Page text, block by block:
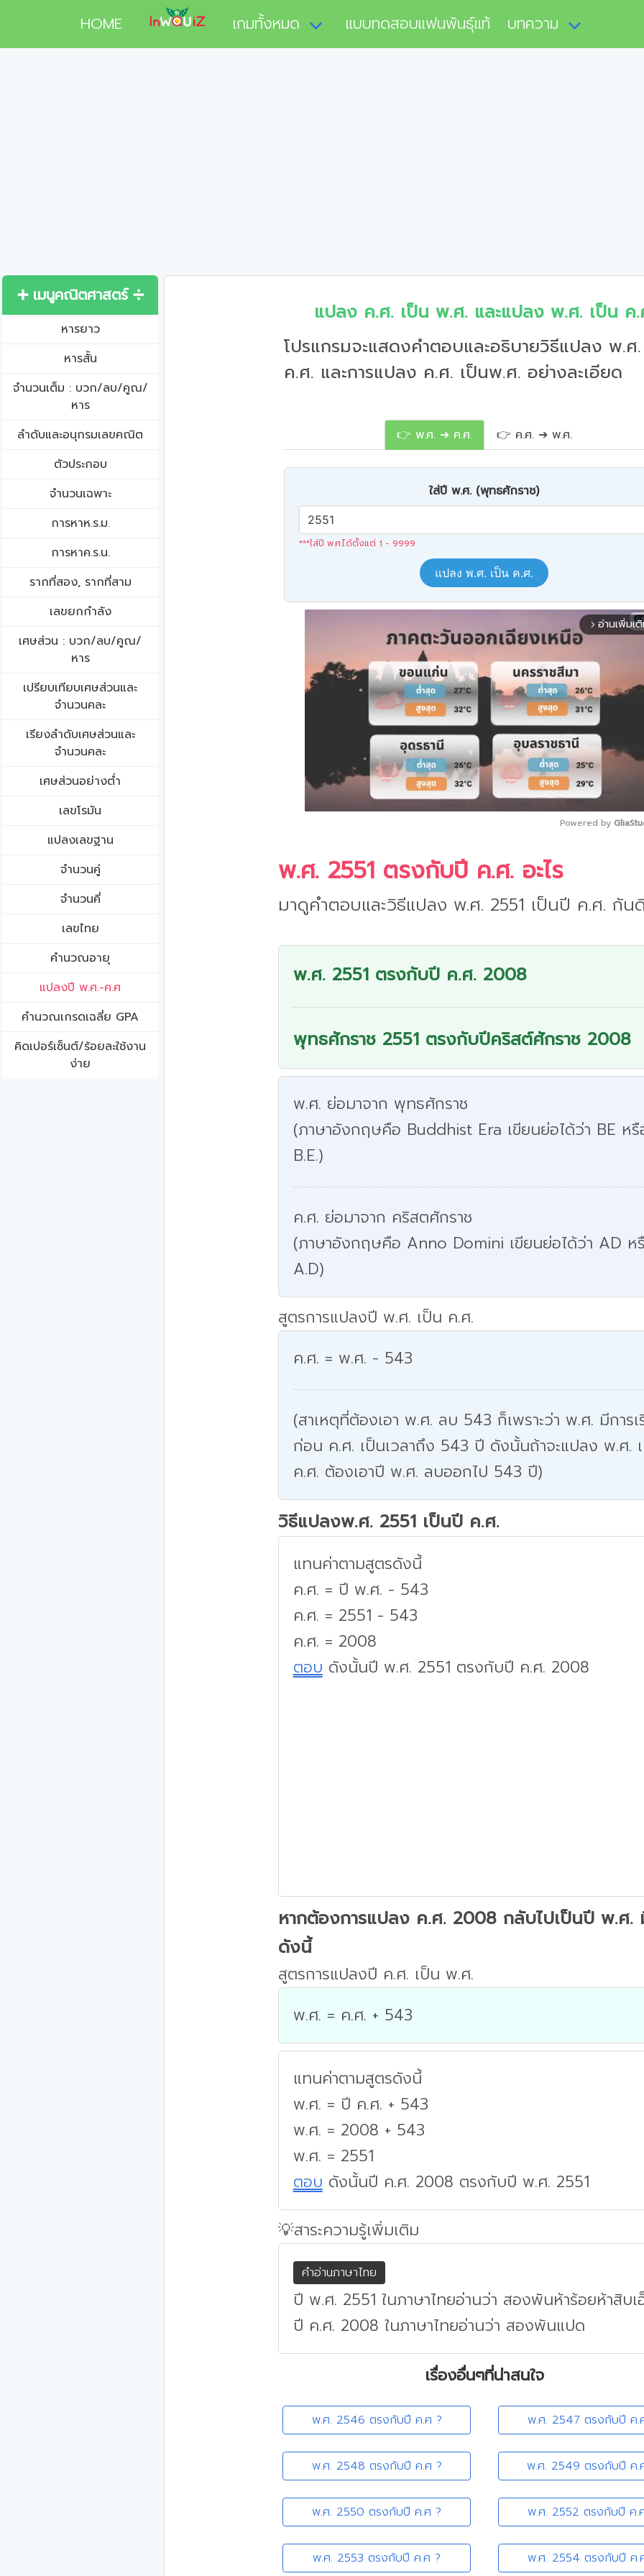
HOME เกมทั้งหมด แบบทดสอบแฟนพันธุ์แท้ บทความ
➕ เมนูคณิตศาสตร์ ➗
หารยาว
หารสั้น
จำนวนเต็ม : บวก/ลบ/คูณ/
หาร
ลำดับและอนุกรมเลขคณิต
ตัวประกอบ
จำนวนเฉพาะ
การหาห.ร.ม.
การหาค.ร.น.
รากที่สอง, รากที่สาม
เลขยกกำลัง
เศษส่วน : บวก/ลบ/คูณ/
หาร
เปรียบเทียบเศษส่วนและ
จำนวนคละ
เรียงลำดับเศษส่วนและ
จำนวนคละ
เศษส่วนอย่างต่ำ
เลขโรมัน
แปลงเลขฐาน
จำนวนคู่
จำนวนคี่
เลขไทย
คำนวณอายุ
แปลงปี พ.ศ.-ค.ศ
คํานวณเกรดเฉลี่ย GPA
คิดเปอร์เซ็นต์/ร้อยละใช้งาน
ง่าย
แปลง ค.ศ. เป็น พ.ศ. และแปลง พ.ศ. เป็น ค.
โปรแกรมจะแสดงคำตอบและอธิบายวิธีแปลง พ.ศ
ค.ศ. และการแปลง ค.ศ. เป็นพ.ศ. อย่างละเอียด
👉 พ.ศ. ➔ ค.ศ. 👉 ค.ศ. ➔ พ.ศ.
ใส่ปี พ.ศ. (พุทธศักราช)
***ใส่ปี พ.ศ.ได้ตั้งแต่ 1 - 9999
แปลง พ.ศ. เป็น ค.ศ.
arrow_forward_ios อ่านเพิ่มเ
Powered by
พ.ศ. 2551 ตรงกับปี ค.ศ. อะไร
มาดูคำตอบและวิธีแปลง พ.ศ. 2551 เป็นปี ค.ศ. กัน
พ.ศ. 2551 ตรงกับปี ค.ศ. 2008
พุทธศักราช 2551 ตรงกับปีคริสต์ศักราช 2008
พ.ศ. ย่อมาจาก พุทธศักราช
(ภาษาอังกฤษคือ Buddhist Era เขียนย่อได้ว่า BE ห
B.E.)
ค.ศ. ย่อมาจาก คริสตศักราช
(ภาษาอังกฤษคือ Anno Domini เขียนย่อได้ว่า AD ห
A.D)
สูตรการแปลงปี พ.ศ. เป็น ค.ศ.
ค.ศ. = พ.ศ. - 543
(สาเหตุที่ต้องเอา พ.ศ. ลบ 543 ก็เพราะว่า พ.ศ. มีการเ
ก่อน ค.ศ. เป็นเวลาถึง 543 ปี ดังนั้นถ้าจะแปลง พ.ศ.
ค.ศ. ต้องเอาปี พ.ศ. ลบออกไป 543 ปี)
วิธีแปลงพ.ศ. 2551 เป็นปี ค.ศ.
แทนค่าตามสูตรดังนี้
ค.ศ. = ปี พ.ศ. - 543
ค.ศ. = 2551 - 543
ค.ศ. = 2008
ตอบ ดังนั้นปี พ.ศ. 2551 ตรงกับปี ค.ศ. 2008
หากต้องการแปลง ค.ศ. 2008 กลับไปเป็นปี พ.ศ.
ดังนี้
สูตรการแปลงปี ค.ศ. เป็น พ.ศ.
พ.ศ. = ค.ศ. + 543
แทนค่าตามสูตรดังนี้
พ.ศ. = ปี ค.ศ. + 543
พ.ศ. = 2008 + 543
พ.ศ. = 2551
ตอบ ดังนั้นปี ค.ศ. 2008 ตรงกับปี พ.ศ. 2551
💡สาระความรู้เพิ่มเติม
คำอ่านภาษาไทย
ปี พ.ศ. 2551 ในภาษาไทยอ่านว่า สองพันห้าร้อยห้าสิบเ
ปี ค.ศ. 2008 ในภาษาไทยอ่านว่า สองพันแปด
เรื่องอื่นๆที่น่าสนใจ
พ.ศ. 2546 ตรงกับปี ค.ศ ? พ.ศ. 2547 ตรงกับปี ค.
พ.ศ. 2548 ตรงกับปี ค.ศ ? พ.ศ. 2549 ตรงกับปี ค.
พ.ศ. 2550 ตรงกับปี ค.ศ ? พ.ศ. 2552 ตรงกับปี ค.
พ.ศ. 2553 ตรงกับปี ค.ศ ? พ.ศ. 2554 ตรงกับปี ค.